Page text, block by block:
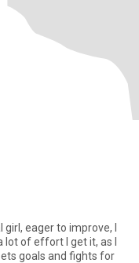
eager to improve, I
of effort I get it, as I
goals and fights for